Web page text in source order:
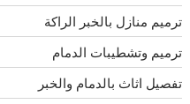
ترميم منازل بالخبر الراكة
ترميم وتشطيبات الدمام
تفصيل اثاث بالدمام والخبر